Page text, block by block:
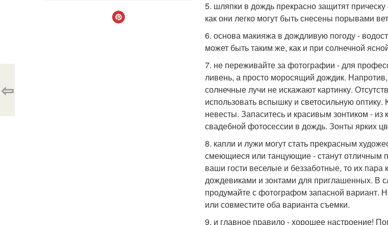
5. шляпки в дождь прекрасно защитят
как они легко могут быть снесены порывами
6. основа макияжа в дождливую погоду -
может быть таким же, как и при солнечной
7. не переживайте за фотографии - для
ливень, а просто моросящий дождик.
солнечные лучи не искажают картинку.
использовать вспышку и светосильную
невесты. Запаситесь и красивым зонтиком -
свадебной фотосессии в дождь. Зонты ярких
8. капли и лужи могут стать прекрасным
смеющиеся или танцующие - станут отличным
ваши гости веселые и беззаботные, то их пара
дождевиками и зонтами для приглашенных. В
продумайте с фотографом запасной вариант.
или совместите оба варианта съемки.
9. и главное правило - хорошее настроение!
⇦